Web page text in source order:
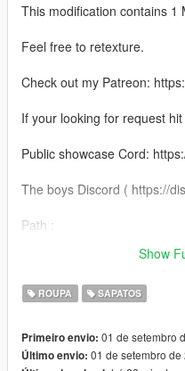
This modification contains 1
Feel free to retexture.
Check out my Patreon:
If your looking for request
Public showcase Cord:
The boys Discord ( https://
Path :
Show
ROUPA SAPATOS
Primeiro envio: 01 de setembro
Último envio: 01 de setembro de